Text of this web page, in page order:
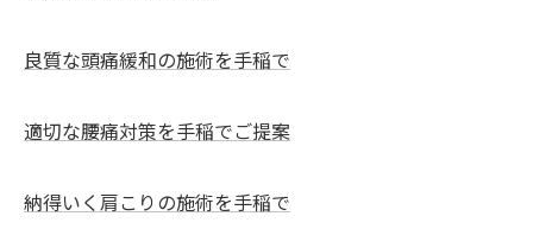
良質な頭痛緩和の施術を手稲で
適切な腰痛対策を手稲でご提案
納得いく肩こりの施術を手稲で